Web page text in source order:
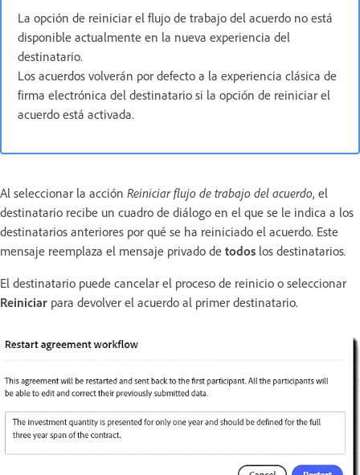
La opción de reiniciar el flujo de trabajo del acuerdo no está
disponible actualmente en la nueva experiencia del
destinatario.
Los acuerdos volverán por defecto a la experiencia clásica de
firma electrónica del destinatario si la opción de reiniciar el
acuerdo está activada.
Al seleccionar la acción Reiniciar flujo de trabajo del acuerdo, el
destinatario recibe un cuadro de diálogo en el que se le indica a los
destinatarios anteriores por qué se ha reiniciado el acuerdo. Este
mensaje reemplaza el mensaje privado de todos los destinatarios.
El destinatario puede cancelar el proceso de reinicio o seleccionar
Reiniciar para devolver el acuerdo al primer destinatario.